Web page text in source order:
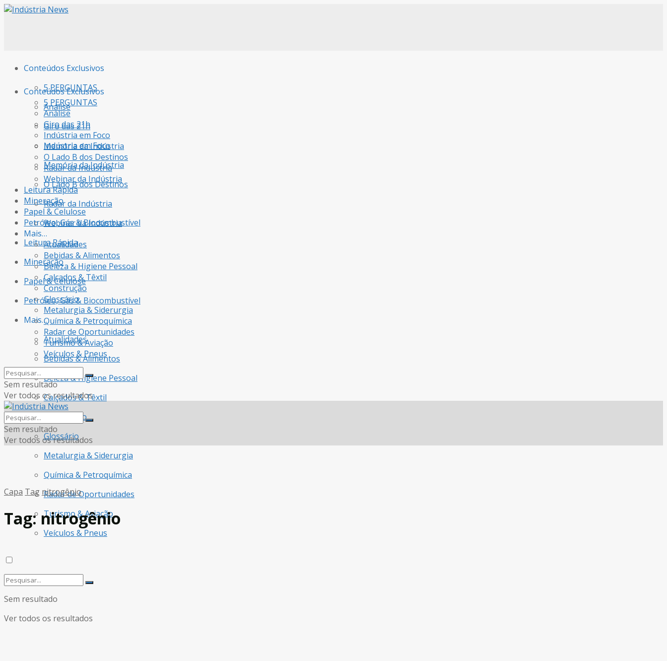
Conteúdos Exclusivos
5 PERGUNTAS
Análise
Giro das 21h
Indústria em Foco
Memória da Indústria
O Lado B dos Destinos
Radar da Indústria
Webinar da Indústria
Leitura Rápida
Mineração
Papel & Celulose
Petróleo, Gás & Biocombustível
Mais…
Atualidades
Bebidas & Alimentos
Beleza & Higiene Pessoal
Calçados & Têxtil
Construção
Glossário
Metalurgia & Siderurgia
Química & Petroquímica
Radar de Oportunidades
Turismo & Aviação
Veículos & Pneus
Sem resultado
Ver todos os resultados
Conteúdos Exclusivos
5 PERGUNTAS
Análise
Giro das 21h
Indústria em Foco
Memória da Indústria
O Lado B dos Destinos
Radar da Indústria
Webinar da Indústria
Leitura Rápida
Mineração
Papel & Celulose
Petróleo, Gás & Biocombustível
Mais…
Atualidades
Bebidas & Alimentos
Beleza & Higiene Pessoal
Calçados & Têxtil
Construção
Glossário
Metalurgia & Siderurgia
Química & Petroquímica
Radar de Oportunidades
Turismo & Aviação
Veículos & Pneus
Sem resultado
Ver todos os resultados
Sem resultado
Ver todos os resultados
Capa Tag nitrogênio
Tag:nitrogênio